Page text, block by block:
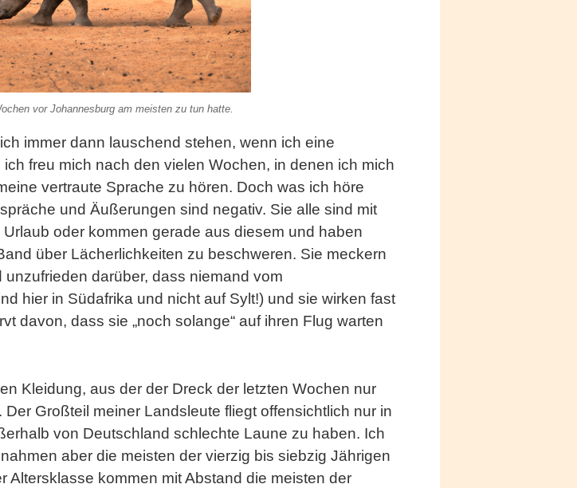
vor Johannesburg am meisten zu tun hatte.
immer dann lauschend stehen, wenn ich eine
freu mich nach den vielen Wochen, in denen ich mich
vertraute Sprache zu hören. Doch was ich höre
und Äußerungen sind negativ. Sie alle sind mit
oder kommen gerade aus diesem und haben
über Lächerlichkeiten zu beschweren. Sie meckern
darüber, dass niemand vom
hier in Südafrika und nicht auf Sylt!) und sie wirken fast
davon, dass sie „noch solange“ auf ihren Flug warten
Kleidung, aus der der Dreck der letzten Wochen nur
Großteil meiner Landsleute fliegt offensichtlich nur in
von Deutschland schlechte Laune zu haben. Ich
aber die meisten der vierzig bis siebzig Jährigen
Altersklasse kommen mit Abstand die meisten der